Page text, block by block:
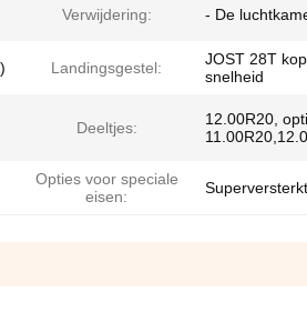
Verwijdering: - De
Landingsgestel:
JOST 28T
snelheid
Deeltjes:
12.00R20,
Opties voor speciale
eisen: